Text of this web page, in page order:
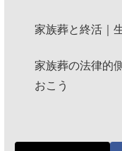
家族葬と終活｜
家族葬の法律的
おこう